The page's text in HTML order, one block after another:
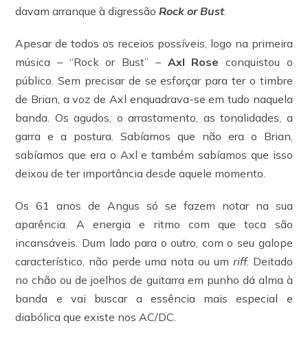
davam arranque à digressãoRock or Bust.
Apesar de todos os receios possíveis, logo na primeira
música – “Rock or Bust” – Axl Rose conquistou o
público. Sem precisar de se esforçar para ter o timbre
de Brian, a voz de Axl enquadrava-se em tudo naquela
banda. Os agudos, o arrastamento, as tonalidades, a
garra e a postura. Sabíamos que não era o Brian,
sabíamos que era o Axl e também sabíamos que isso
deixou de ter importância desde aquele momento.
Os 61 anos de Angus só se fazem notar na sua
aparência. A energia e ritmo com que toca são
incansáveis. Dum lado para o outro, com o seu galope
característico, não perde uma nota ou um riff. Deitado
no chão ou de joelhos de guitarra em punho dá alma à
banda e vai buscar a essência mais especial e
diabólica que existe nos AC/DC.